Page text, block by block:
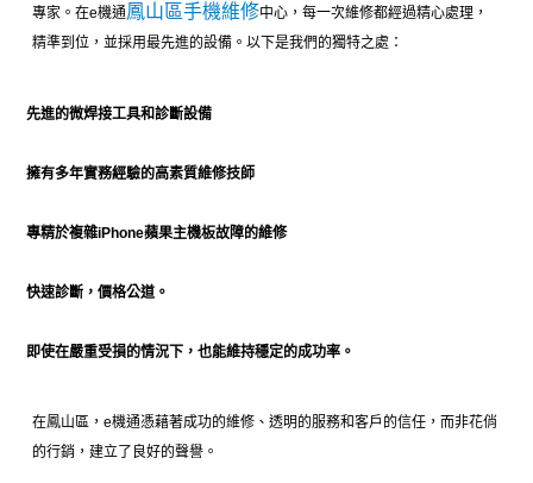
專家。在e機通鳳山區手機維修中心，每一次維修都經過精心處理，
精準到位，並採用最先進的設備。以下是我們的獨特之處：
先進的微焊接工具和診斷設備
擁有多年實務經驗的高素質維修技師
專精於複雜iPhone蘋果主機板故障的維修
快速診斷，價格公道。
即使在嚴重受損的情況下，也能維持穩定的成功率。
在鳳山區，e機通憑藉著成功的維修、透明的服務和客戶的信任，而非花俏
的行銷，建立了良好的聲譽。